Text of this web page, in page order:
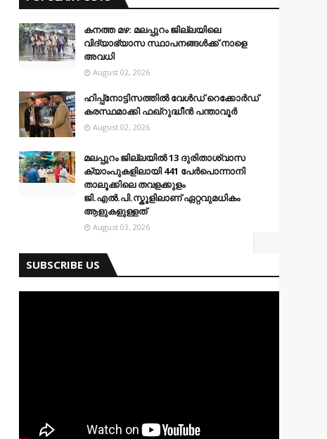
കനത്ത മഴ: മലപ്പുറം ജില്ലയിലെ
വിദ്യാഭ്യാസ സ്ഥാപനങ്ങൾക്ക് നാളെ
അവധി
August 02, 2026
ഹിപ്പ്നോട്ടിസത്തിൽ വേൾഡ് റെക്കോർഡ്
കരസ്ഥമാക്കി ഫഖ്റുദ്ധീൻ പന്താവൂർ
August 02, 2026
മലപ്പുറം ജില്ലയിൽ 13 ദുരിതാശ്വാസ
ക്യാംപുകളിലായി 441 പേർപൊന്നാനി
താലൂക്കിലെ തവളക്കുളം
ജി.എൽ.പി.സ്കൂളിലാണ് ഏറ്റവുമധികം
ആളുകളുള്ളത്
August 03, 2026
SUBSCRIBE US